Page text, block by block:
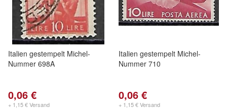
Italien gestempelt Michel-
Nummer 698A
0,06 €
+ 1,15 € Versand
Italien gestempelt Michel-
Nummer 710
0,06 €
+ 1,15 € Versand